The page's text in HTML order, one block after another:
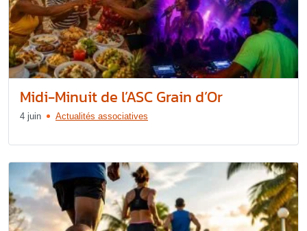
Midi-Minuit de l’ASC Grain d’Or
4 juin Actualités associatives